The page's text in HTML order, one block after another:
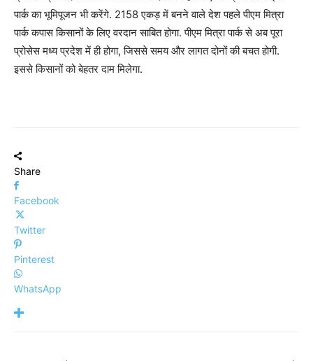
पार्क का भूमिपूजन भी करेंगे. 2158 एकड़ में बनने वाले देश पहले पीएम मित्रा
पार्क कपास किसानों के लिए वरदान साबित होगा. पीएम मित्रा पार्क से अब पूरा
प्रोसेस मध्य प्रदेश में ही होगा, जिससे समय और लागत दोनों की बचत होगी.
इससे किसानों को बेहतर दाम मिलेगा.
Share
Facebook
Twitter
Pinterest
WhatsApp